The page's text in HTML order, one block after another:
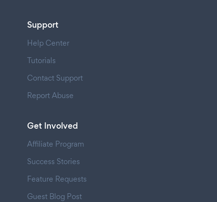
Support
Help Center
Tutorials
Contact Support
Report Abuse
Get Involved
Affiliate Program
Success Stories
Feature Requests
Guest Blog Post